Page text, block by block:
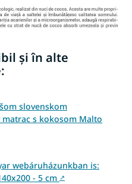
și în alte
slovenskom
s kokosom Malto
webáruházunkban is:
- 5 cm ↗